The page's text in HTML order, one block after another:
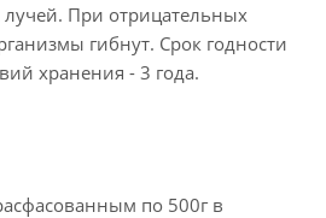
При отрицательных
гибнут. Срок годности
хранения - 3 года.
по 500г в